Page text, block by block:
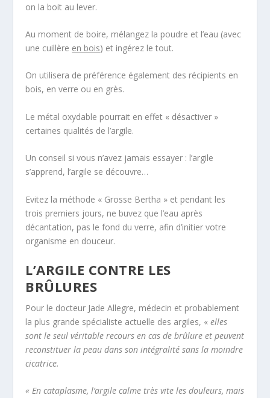
on la boit au lever.
Au moment de boire, mélangez la poudre et l’eau (avec
une cuillère en bois) et ingérez le tout.
On utilisera de préférence également des récipients en
bois, en verre ou en grès.
Le métal oxydable pourrait en effet « désactiver »
certaines qualités de l’argile.
Un conseil si vous n’avez jamais essayer : l’argile
s’apprend, l’argile se découvre…
Evitez la méthode « Grosse Bertha » et pendant les
trois premiers jours, ne buvez que l’eau après
décantation, pas le fond du verre, afin d’initier votre
organisme en douceur.
L’ARGILE CONTRE LES
BRÛLURES
Pour le docteur Jade Allegre, médecin et probablement
la plus grande spécialiste actuelle des argiles, «elles
sont le seul véritable recours en cas de brûlure et peuvent
reconstituer la peau dans son intégralité sans la moindre
cicatrice.
«En cataplasme,l’argile calme très vite les douleurs, mais